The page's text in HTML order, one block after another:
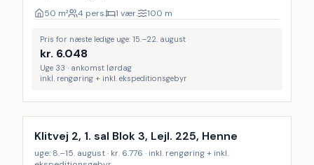
50 m² 4 pers. 1 vær. 100 m
Pris for næste ledige uge: 15.–22. august
kr. 6.048
Uge 33 · ankomst lørdag
inkl. rengøring + inkl. ekspeditionsgebyr
Inkl. rengøring
Klitvej 2, 1. sal Blok 3, Lejl. 225, Henne
uge: 8.–15. august · kr. 6.776 · inkl. rengøring + inkl.